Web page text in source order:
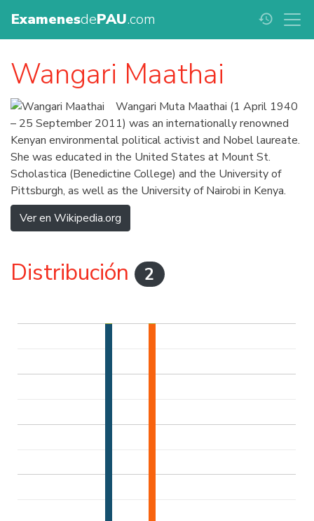
ExamenesdePAU.com history
Wangari Maathai
Wangari Muta Maathai (1 April 1940
– 25 September 2011) was an internationally renowned
Kenyan environmental political activist and Nobel laureate.
She was educated in the United States at Mount St.
Scholastica (Benedictine College) and the University of
Pittsburgh, as well as the University of Nairobi in Kenya.
Ver en Wikipedia.org
Distribución 2